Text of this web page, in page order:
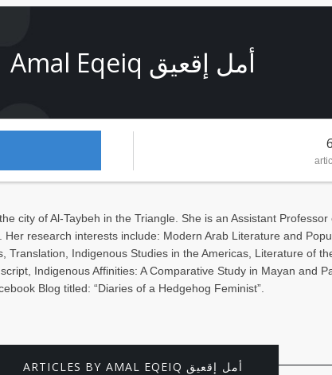
Amal Eqeiq أمل إقعيق
6
city of Al-Taybeh in the Triangle. She is an Assistant Professor
research interests include: Modern Arab Literature and
Translation, Indigenous Studies in the Americas, Literature of
Indigenous Affinities: A Comparative Study in Mayan and
Blog titled: “Diaries of a Hedgehog Feminist”.
ARTICLES BY AMAL EQEIQ أمل إقعيق